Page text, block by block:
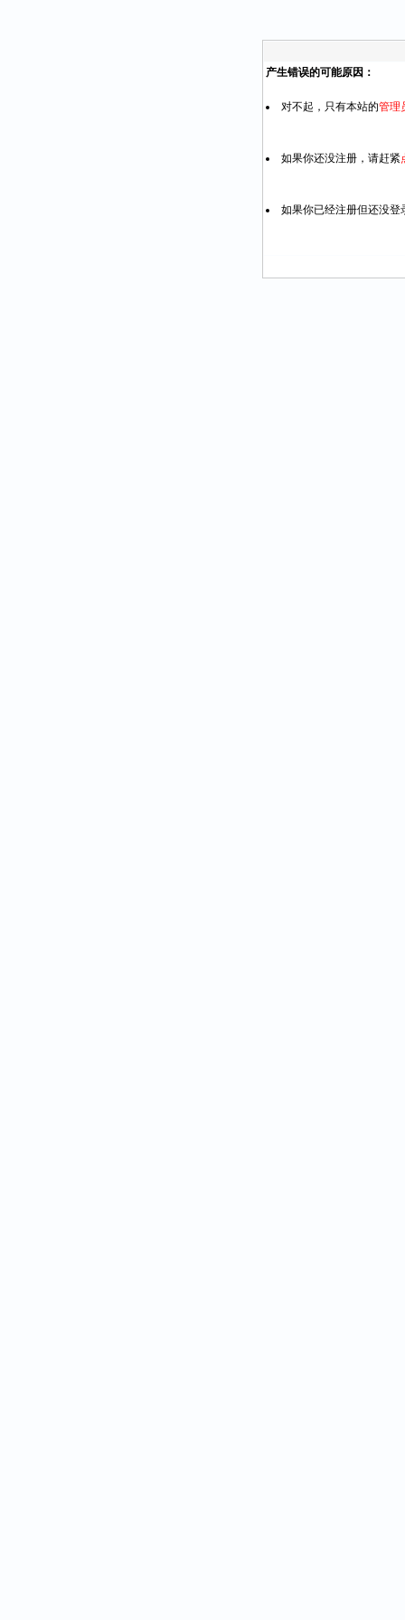
产生错误的可能原因：
对不起，只有本站的管理
如果你还没注册，请赶紧
如果你已经注册但还没登